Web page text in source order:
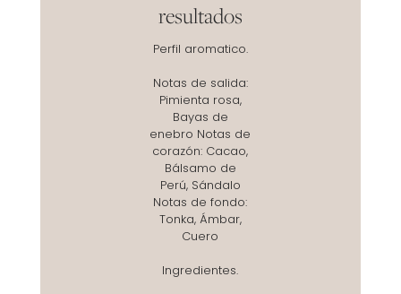
resultados
Perfil aromatico.
Notas de salida:
Pimienta rosa,
Bayas de
enebro Notas de
corazón: Cacao,
Bálsamo de
Perú, Sándalo
Notas de fondo:
Tonka, Ámbar,
Cuero
Ingredientes.